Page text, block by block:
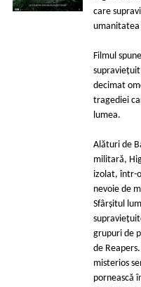
care
umanitatea
Filmul
decimat
tragediei
lumea.
Alături de
militară,
izolat, într-
nevoie de
Sfârșitul
grupuri de
de
misterios
pornească